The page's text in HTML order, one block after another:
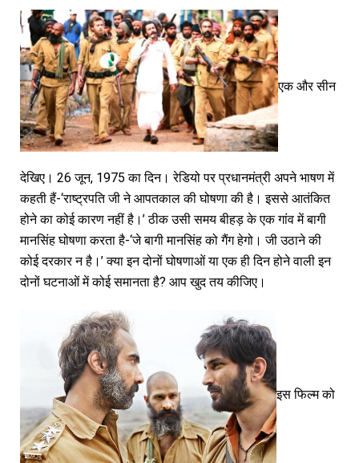
एक और सीन
देखिए। 26 जून, 1975 का दिन। रेडियो पर प्रधानमंत्री अपने भाषण में
कहती हैं-‘राष्ट्रपति जी ने आपतकाल की घोषणा की है। इससे आतंकित
होने का कोई कारण नहीं है।’ ठीक उसी समय बीहड़ के एक गांव में बागी
मानसिंह घोषणा करता है-‘जे बागी मानसिंह को गैंग हेगो। जी उठाने की
कोई दरकार न है।’ क्या इन दोनों घोषणाओं या एक ही दिन होने वाली इन
दोनों घटनाओं में कोई समानता है? आप खुद तय कीजिए।
इस फिल्म को